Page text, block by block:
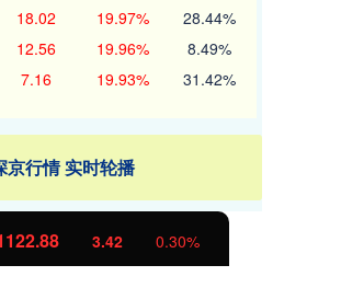
18.02 19.97% 28.44%
12.56 19.96% 8.49%
7.16 19.93% 31.42%
京行情 实时轮播
3.42 0.30%